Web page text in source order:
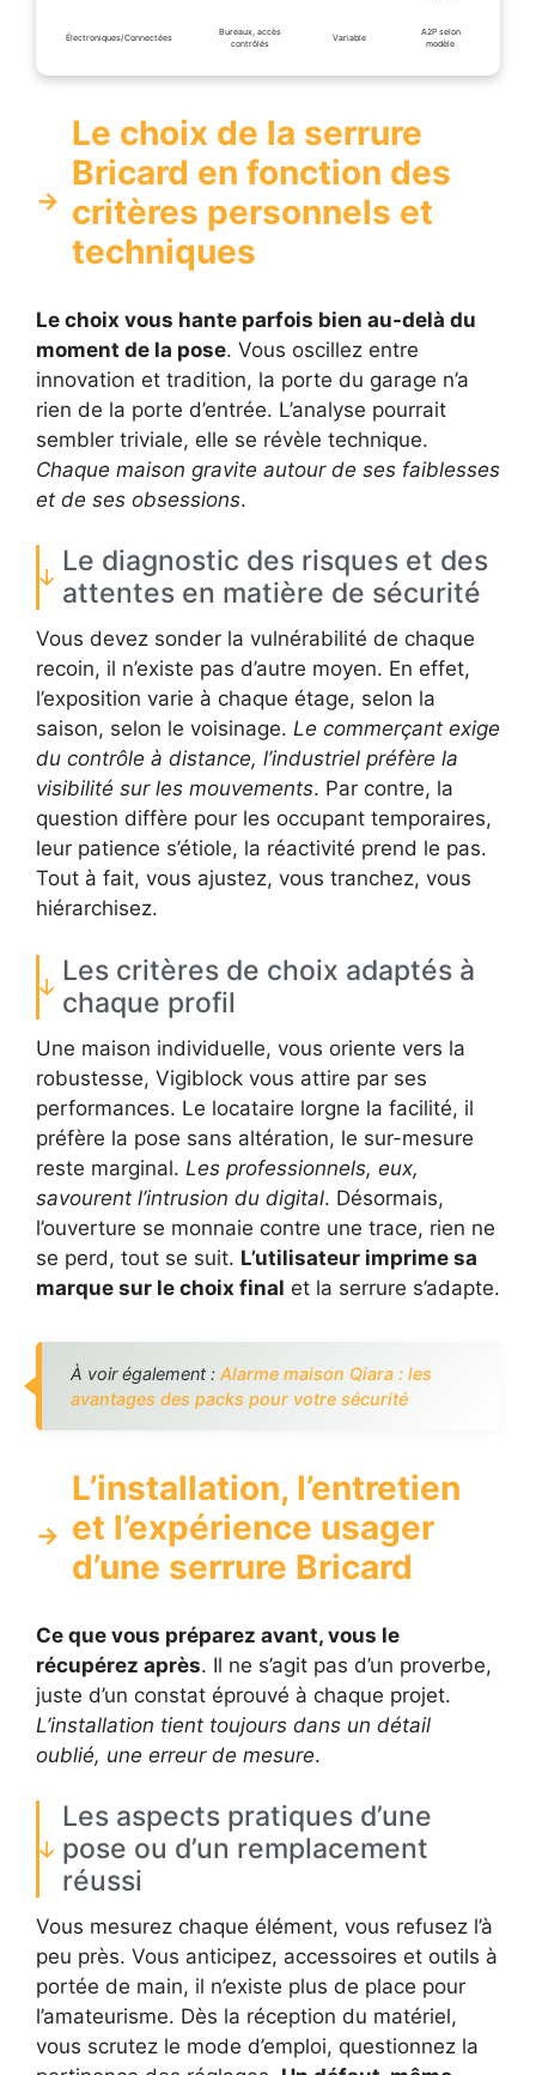
Électroniques/Connectées
Bureaux, accès
contrôlés
Variable
A2P selon
modèle
Le choix de la serrure
Bricard en fonction des
critères personnels et
techniques
Le choix vous hante parfois bien au-delà du
moment de la pose. Vous oscillez entre
innovation et tradition, la porte du garage n’a
rien de la porte d’entrée. L’analyse pourrait
sembler triviale, elle se révèle technique.
Chaque maison gravite autour de ses faiblesses
et de ses obsessions.
Le diagnostic des risques et des
attentes en matière de sécurité
Vous devez sonder la vulnérabilité de chaque
recoin, il n’existe pas d’autre moyen. En effet,
l’exposition varie à chaque étage, selon la
saison, selon le voisinage. Le commerçant exige
du contrôle à distance, l’industriel préfère la
visibilité sur les mouvements. Par contre, la
question diffère pour les occupant temporaires,
leur patience s’étiole, la réactivité prend le pas.
Tout à fait, vous ajustez, vous tranchez, vous
hiérarchisez.
Les critères de choix adaptés à
chaque profil
Une maison individuelle, vous oriente vers la
robustesse, Vigiblock vous attire par ses
performances. Le locataire lorgne la facilité, il
préfère la pose sans altération, le sur-mesure
reste marginal. Les professionnels, eux,
savourent l’intrusion du digital. Désormais,
l’ouverture se monnaie contre une trace, rien ne
se perd, tout se suit. L’utilisateur imprime sa
marque sur le choix final et la serrure s’adapte.
À voir également : Alarme maison Qiara : les
avantages des packs pour votre sécurité
L’installation, l’entretien
et l’expérience usager
d’une serrure Bricard
Ce que vous préparez avant, vous le
récupérez après. Il ne s’agit pas d’un proverbe,
juste d’un constat éprouvé à chaque projet.
L’installation tient toujours dans un détail
oublié, une erreur de mesure.
Les aspects pratiques d’une
pose ou d’un remplacement
réussi
Vous mesurez chaque élément, vous refusez l’à
peu près. Vous anticipez, accessoires et outils à
portée de main, il n’existe plus de place pour
l’amateurisme. Dès la réception du matériel,
vous scrutez le mode d’emploi, questionnez la